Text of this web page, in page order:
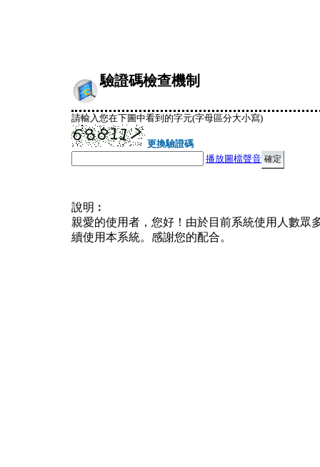
驗證碼檢查機制
請輸入您在下圖中看到的字元(字母區分大小寫)
更換驗證碼
播放圖檔聲音
說明︰
親愛的使用者，您好！由於目前系統使用人數眾
續使用本系統。感謝您的配合。